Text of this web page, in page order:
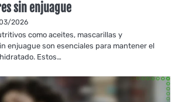
sin enjuague
2026
como aceites, mascarillas y
enjuague son esenciales para mantener el
Estos…